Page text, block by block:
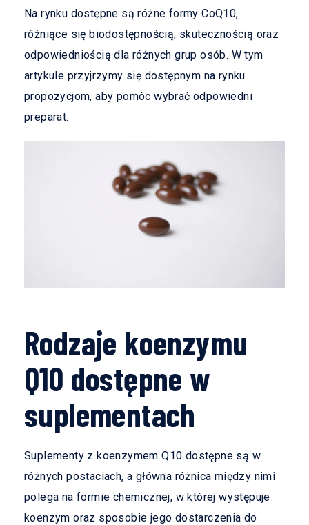
Na rynku dostępne są różne formy CoQ10,
różniące się biodostępnością, skutecznością oraz
odpowiedniością dla różnych grup osób. W tym
artykule przyjrzymy się dostępnym na rynku
propozycjom, aby pomóc wybrać odpowiedni
preparat.
Rodzaje koenzymu
Q10 dostępne w
suplementach
Suplementy z koenzymem Q10 dostępne są w
różnych postaciach, a główna różnica między nimi
polega na formie chemicznej, w której występuje
koenzym oraz sposobie jego dostarczenia do